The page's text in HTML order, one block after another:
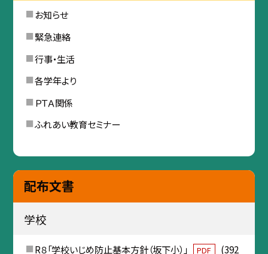
お知らせ
緊急連絡
行事・生活
各学年より
ＰＴＡ関係
ふれあい教育セミナー
配布文書
学校
R８「学校いじめ防止基本方針（坂下小）」 PDF (392